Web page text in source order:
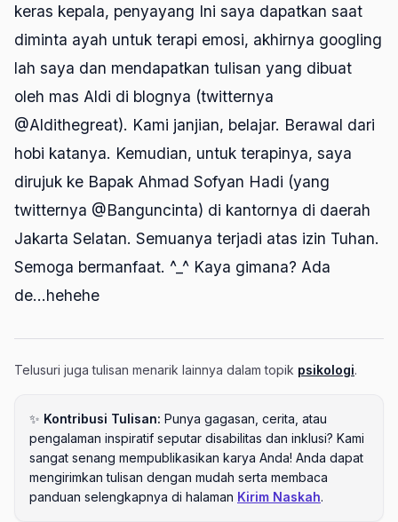
keras kepala, penyayang Ini saya dapatkan saat
diminta ayah untuk terapi emosi, akhirnya googling
lah saya dan mendapatkan tulisan yang dibuat
oleh mas Aldi di blognya (twitternya
@Aldithegreat). Kami janjian, belajar. Berawal dari
hobi katanya. Kemudian, untuk terapinya, saya
dirujuk ke Bapak Ahmad Sofyan Hadi (yang
twitternya @Banguncinta) di kantornya di daerah
Jakarta Selatan. Semuanya terjadi atas izin Tuhan.
Semoga bermanfaat. ^_^ Kaya gimana? Ada
de...hehehe
Telusuri juga tulisan menarik lainnya dalam topik psikologi.
✨ Kontribusi Tulisan: Punya gagasan, cerita, atau
pengalaman inspiratif seputar disabilitas dan inklusi? Kami
sangat senang mempublikasikan karya Anda! Anda dapat
mengirimkan tulisan dengan mudah serta membaca
panduan selengkapnya di halaman Kirim Naskah.